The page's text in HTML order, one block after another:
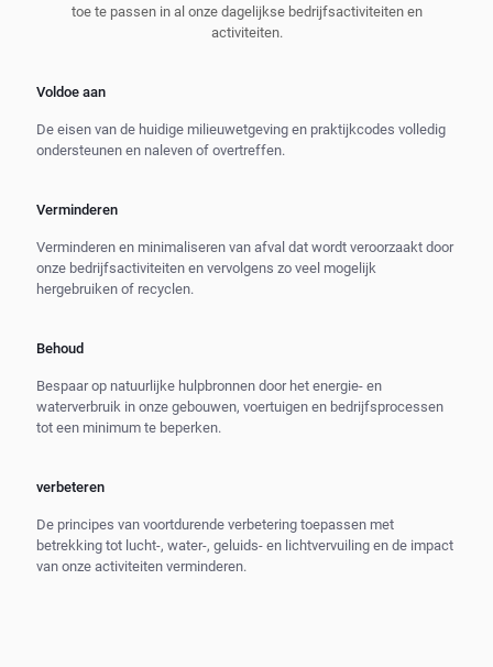
toe te passen in al onze dagelijkse bedrijfsactiviteiten en
activiteiten.
Voldoe aan
De eisen van de huidige milieuwetgeving en praktijkcodes volledig
ondersteunen en naleven of overtreffen.
Verminderen
Verminderen en minimaliseren van afval dat wordt veroorzaakt door
onze bedrijfsactiviteiten en vervolgens zo veel mogelijk
hergebruiken of recyclen.
Behoud
Bespaar op natuurlijke hulpbronnen door het energie- en
waterverbruik in onze gebouwen, voertuigen en bedrijfsprocessen
tot een minimum te beperken.
verbeteren
De principes van voortdurende verbetering toepassen met
betrekking tot lucht-, water-, geluids- en lichtvervuiling en de impact
van onze activiteiten verminderen.